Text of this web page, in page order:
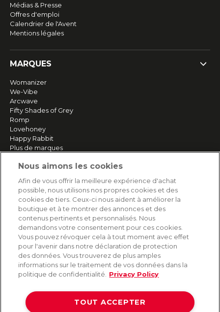
Médias & Presse
Offres d'emploi
Calendrier de l'Avent
Mentions légales
MARQUES
Womanizer
We-Vibe
Arcwave
Fifty Shades of Grey
Romp
Lovehoney
Happy Rabbit
Plus de marques
SERVICE
Livraison rapide et gratuite
Retours & remboursements
Paiement sécurisé
AIDE
Contact
Livraison et expédition
Foire aux questions
Nous aimons les cookies
Afin de vous offrir la meilleure expérience d'achat
possible, nous utilisons nos propres cookies et des
cookies de tiers. Ceux-ci nous aident à améliorer la
boutique et à te montrer des annonces et des
contenus pertinents et personnalisés. Nous
demandons votre consentement pour ces cookies.
Vous pouvez révoquer cela à tout moment avec effet
pour l'avenir dans notre déclaration de protection
des données. Vous trouverez de plus amples
informations sur le traitement de vos données dans la
politique de confidentialité.
Privacy Policy
TOUT ACCEPTER